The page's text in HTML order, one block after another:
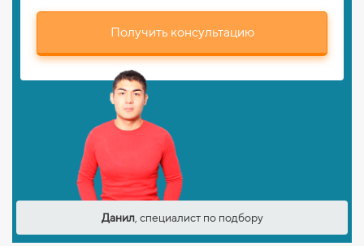
Получить консультацию
Данил, специалист по подбору